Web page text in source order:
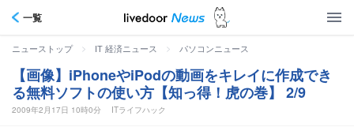
一覧
ニューストップ > IT 経済ニュース > パソコンニュース
【画像】iPhoneやiPodの動画をキレイに作成でき
る無料ソフトの使い方【知っ得！虎の巻】 2/9
2009年2月17日 10時0分 ITライフハック